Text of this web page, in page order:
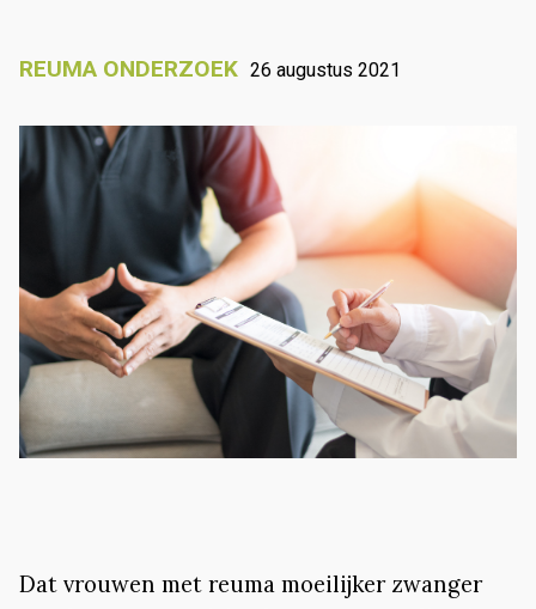
REUMA ONDERZOEK 26 augustus 2021
Dat vrouwen met reuma moeilijker zwanger